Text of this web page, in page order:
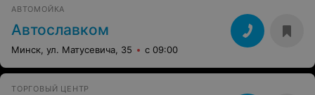
АВТОМОЙКА
Автославком
Минск, ул. Матусевича, 35 с 09:00
ТОРГОВЫЙ ЦЕНТР